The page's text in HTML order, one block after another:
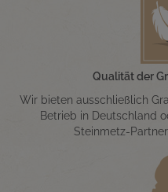
Qualität der
Wir bieten ausschließlich
Betrieb in Deutschland
Steinmetz-